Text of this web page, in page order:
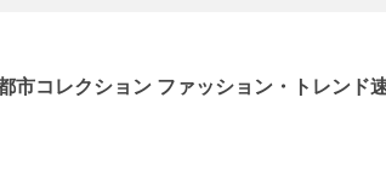
市コレクション ファッション・トレンド